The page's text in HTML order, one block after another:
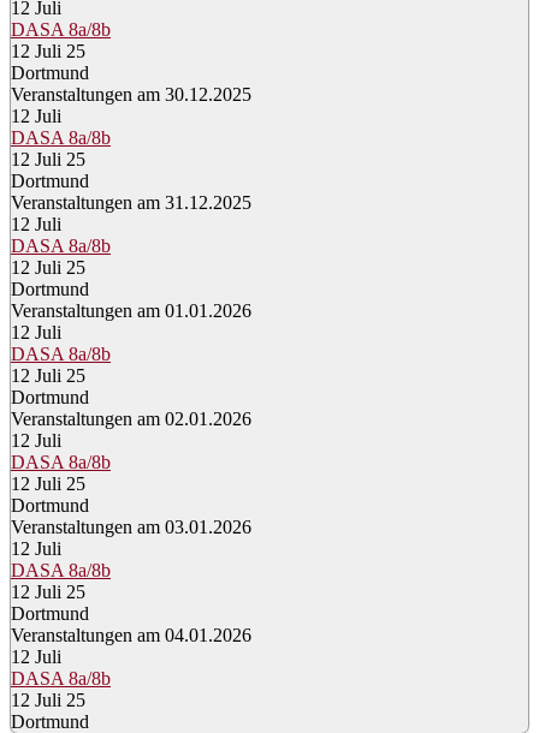
12 Juli
DASA 8a/8b
12 Juli 25
Dortmund
Veranstaltungen am 30.12.2025
12 Juli
DASA 8a/8b
12 Juli 25
Dortmund
Veranstaltungen am 31.12.2025
12 Juli
DASA 8a/8b
12 Juli 25
Dortmund
Veranstaltungen am 01.01.2026
12 Juli
DASA 8a/8b
12 Juli 25
Dortmund
Veranstaltungen am 02.01.2026
12 Juli
DASA 8a/8b
12 Juli 25
Dortmund
Veranstaltungen am 03.01.2026
12 Juli
DASA 8a/8b
12 Juli 25
Dortmund
Veranstaltungen am 04.01.2026
12 Juli
DASA 8a/8b
12 Juli 25
Dortmund